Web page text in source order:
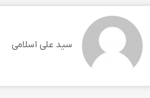
سید علی اسلامی